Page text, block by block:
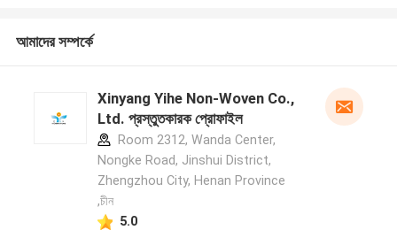
আমাদের সম্পর্কে
Xinyang Yihe Non-Woven Co.,
Ltd. প্রস্তুতকারক প্রোফাইল
Room 2312, Wanda Center,
Nongke Road, Jinshui District,
Zhengzhou City, Henan Province
,চীন
5.0